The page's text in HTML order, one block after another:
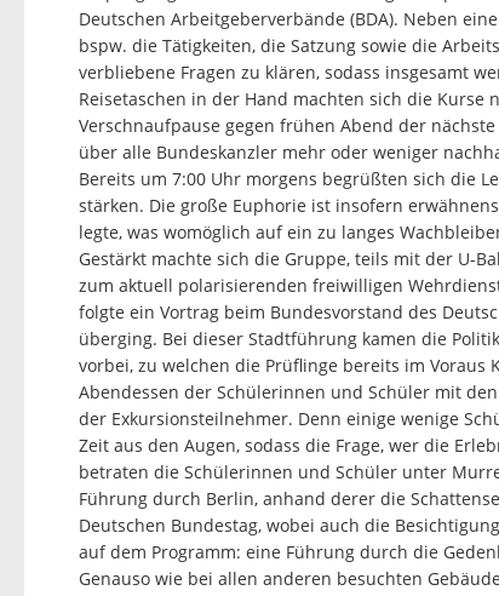
Deutschen Arbeitgeberverbände (BDA). Neben
bspw. die Tätigkeiten, die Satzung sowie die
verbliebene Fragen zu klären, sodass insgesamt
Reisetaschen in der Hand machten sich die
Verschnaufpause gegen frühen Abend der
über alle Bundeskanzler mehr oder weniger
Bereits um 7:00 Uhr morgens begrüßten sich die
stärken. Die große Euphorie ist insofern
legte, was womöglich auf ein zu langes
Gestärkt machte sich die Gruppe, teils mit der U-
zum aktuell polarisierenden freiwilligen
folgte ein Vortrag beim Bundesvorstand des
überging. Bei dieser Stadtführung kamen die
vorbei, zu welchen die Prüflinge bereits im
Abendessen der Schülerinnen und Schüler mit
der Exkursionsteilnehmer. Denn einige wenige
Zeit aus den Augen, sodass die Frage, wer die
betraten die Schülerinnen und Schüler unter
Führung durch Berlin, anhand derer die
Deutschen Bundestag, wobei auch die
auf dem Programm: eine Führung durch die
Genauso wie bei allen anderen besuchten